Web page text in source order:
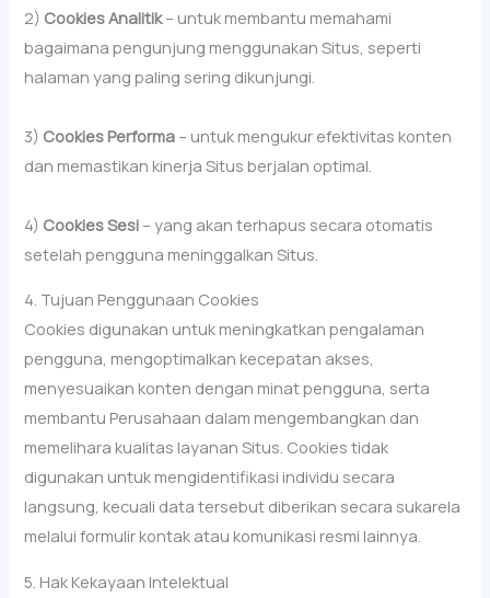
2) Cookies Analitik– untuk membantu memahami
bagaimana pengunjung menggunakan Situs, seperti
halaman yang paling sering dikunjungi.
3) Cookies Performa – untuk mengukur efektivitas konten
dan memastikan kinerja Situs berjalan optimal.
4) Cookies Sesi – yang akan terhapus secara otomatis
setelah pengguna meninggalkan Situs.
4. Tujuan Penggunaan Cookies
Cookies digunakan untuk meningkatkan pengalaman
pengguna, mengoptimalkan kecepatan akses,
menyesuaikan konten dengan minat pengguna, serta
membantu Perusahaan dalam mengembangkan dan
memelihara kualitas layanan Situs. Cookies tidak
digunakan untuk mengidentifikasi individu secara
langsung, kecuali data tersebut diberikan secara sukarela
melalui formulir kontak atau komunikasi resmi lainnya.
5. Hak Kekayaan Intelektual